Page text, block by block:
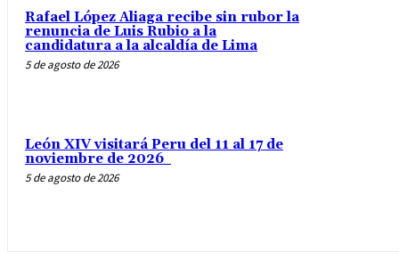
Rafael López Aliaga recibe sin rubor la
renuncia de Luis Rubio a la
candidatura a la alcaldía de Lima
5 de agosto de 2026
León XIV visitará Peru del 11 al 17 de
noviembre de 2026
5 de agosto de 2026